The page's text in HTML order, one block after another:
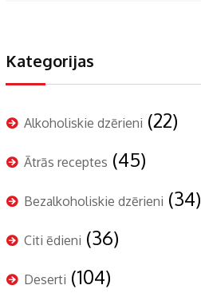
Kategorijas
Alkoholiskie dzērieni (22)
Ātrās receptes (45)
Bezalkoholiskie dzērieni (34)
Citi ēdieni (36)
Deserti (104)